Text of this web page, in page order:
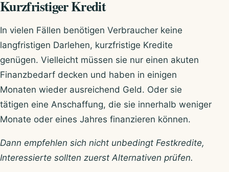
Kurzfristiger Kredit
In vielen Fällen benötigen Verbraucher keine
langfristigen Darlehen, kurzfristige Kredite
genügen. Vielleicht müssen sie nur einen akuten
Finanzbedarf decken und haben in einigen
Monaten wieder ausreichend Geld. Oder sie
tätigen eine Anschaffung, die sie innerhalb weniger
Monate oder eines Jahres finanzieren können.
Dann empfehlen sich nicht unbedingt Festkredite,
Interessierte sollten zuerst Alternativen prüfen.